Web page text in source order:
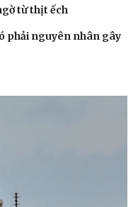
từ thịt ếch
phải nguyên nhân gây